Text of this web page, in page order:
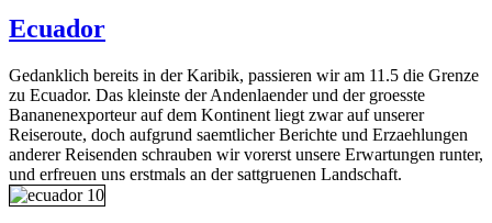
Ecuador
Gedanklich bereits in der Karibik, passieren wir am 11.5 die Grenze
zu Ecuador. Das kleinste der Andenlaender und der groesste
Bananenexporteur auf dem Kontinent liegt zwar auf unserer
Reiseroute, doch aufgrund saemtlicher Berichte und Erzaehlungen
anderer Reisenden schrauben wir vorerst unsere Erwartungen runter,
und erfreuen uns erstmals an der sattgruenen Landschaft.